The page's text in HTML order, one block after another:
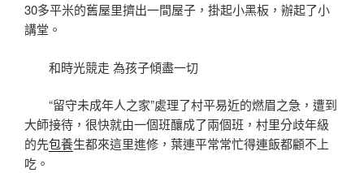
30多平米的舊屋里擠出一間屋子，掛起小黑板，辦起了小
講堂。
和時光競走 為孩子傾盡一切
“留守未成年人之家”處理了村平易近的燃眉之急，遭到
大師接待，很快就由一個班釀成了兩個班，村里分歧年級
的先包養生都來這里進修，葉連平常常忙得連飯都顧不上
吃。